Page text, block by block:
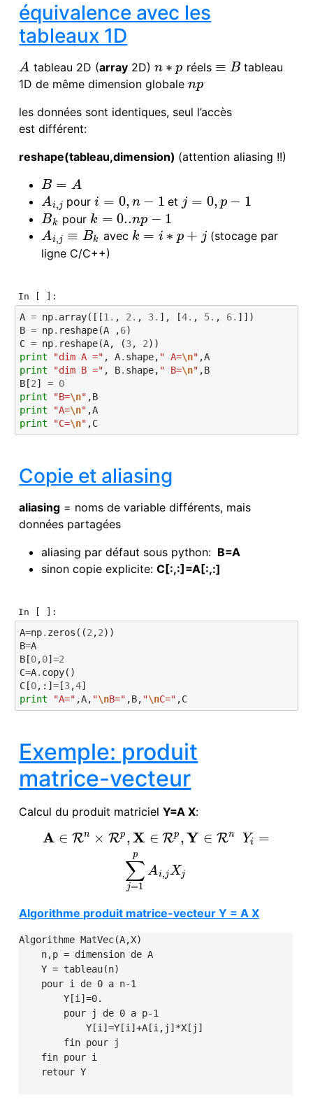
équivalence avec les
tableaux 1D
A
A tableau 2D (array2D) n ∗ p
n∗ p réels ≡
≡ B
B tableau
1D de même dimension globalenp
np
les données sont identiques, seul l’accès
est différent:
reshape(tableau,dimension) (attention aliasing !!)
B = A
B= A
Ai,j
Ai,j pouri = 0, n − 1
i=0, n−1 et j = 0, p − 1
j=0, p−1
Bk
Bk pour k = 0..np − 1
k=0..np−1
Ai,j ≡ Bk
Ai,j ≡ Bk avec k = i ∗ p + j
k=i∗ p+j
(stocage par
ligne C/C++)
In [ ]:
A = np. array([[1. , 2. , 3. ], [4. , 5. , 6. ]])
B = np. reshape(A ,6)
C = np. reshape(A, (3, 2))
print
"dim A =" , A. shape, " A=\n" ,A
print
"dim B =" , B. shape, " B=\n" ,B
B [2] = 0
print
"B=\n" ,B
print
"A=\n" ,A
print
"C=\n" ,C
Copie et aliasing
aliasing = noms de variable différents, mais
données partagées
aliasing par défaut sous python: B=A
sinon copie explicite:C[:,:]=A[:,:]
In [ ]:
A=np. zeros ((2 ,2))
B=A
B [0,0]=2
C=A. copy()
C [0,:]= [3,4]
print
"A=" ,A, "\nB=" ,B, "\nC=" ,C
Exemple: produit
matrice-vecteur
Calcul du produit matricielY=A X:
A ∈ Rn × Rp ,X ∈ Rp ,Y ∈ Rn Yi =
∑
j=1
p
A i,j X j
A∈Rn× Rp,X∈Rp,Y∈ Rn Yi= ∑j=1pA jXj
Algorithme produit matrice-vecteur Y = A X
Algorithme MatVec(A,X)
    n,p = dimension de A
    Y = tableau(n)
    pour i de 0 a n-1
        Y[i]=0.
        pour j de 0 a p-1
            Y[i]=Y[i]+A[i,j]*X[j]
        fin pour j
    fin pour i
    retour Y